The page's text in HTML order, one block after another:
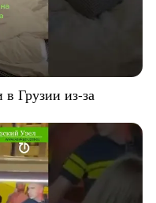
в Грузии из-за